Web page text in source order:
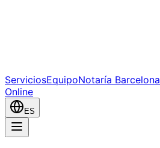
ServiciosEquipoNotaría Barcelona
Online
ES